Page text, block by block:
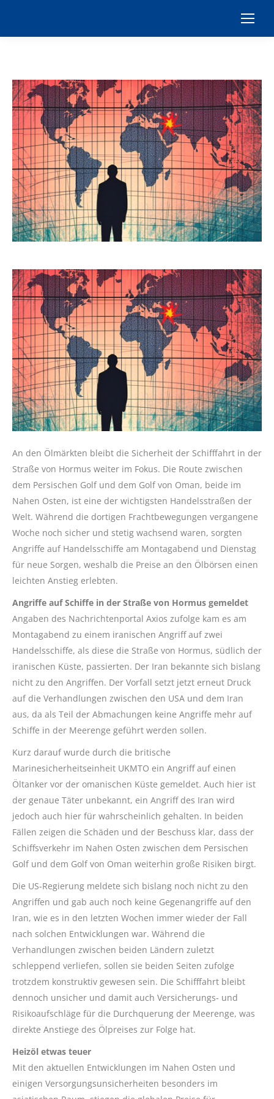
An den Ölmärkten bleibt die Sicherheit der Schifffahrt in der
Straße von Hormus weiter im Fokus. Die Route zwischen
dem Persischen Golf und dem Golf von Oman, beide im
Nahen Osten, ist eine der wichtigsten Handelsstraßen der
Welt. Während die dortigen Frachtbewegungen vergangene
Woche noch sicher und stetig wachsend waren, sorgten
Angriffe auf Handelsschiffe am Montagabend und Dienstag
für neue Sorgen, weshalb die Preise an den Ölbörsen einen
leichten Anstieg erlebten.
Angriffe auf Schiffe in der Straße von Hormus gemeldet
Angaben des Nachrichtenportal Axios zufolge kam es am
Montagabend zu einem iranischen Angriff auf zwei
Handelsschiffe, als diese die Straße von Hormus, südlich der
iranischen Küste, passierten. Der Iran bekannte sich bislang
nicht zu den Angriffen. Der Vorfall setzt jetzt erneut Druck
auf die Verhandlungen zwischen den USA und dem Iran
aus, da als Teil der Abmachungen keine Angriffe mehr auf
Schiffe in der Meerenge geführt werden sollen.
Kurz darauf wurde durch die britische
Marinesicherheitseinheit UKMTO ein Angriff auf einen
Öltanker vor der omanischen Küste gemeldet. Auch hier ist
der genaue Täter unbekannt, ein Angriff des Iran wird
jedoch auch hier für wahrscheinlich gehalten. In beiden
Fällen zeigen die Schäden und der Beschuss klar, dass der
Schiffsverkehr im Nahen Osten zwischen dem Persischen
Golf und dem Golf von Oman weiterhin große Risiken birgt.
Die US-Regierung meldete sich bislang noch nicht zu den
Angriffen und gab auch noch keine Gegenangriffe auf den
Iran, wie es in den letzten Wochen immer wieder der Fall
nach solchen Entwicklungen war. Während die
Verhandlungen zwischen beiden Ländern zuletzt
schleppend verliefen, sollen sie beiden Seiten zufolge
trotzdem konstruktiv gewesen sein. Die Schifffahrt bleibt
dennoch unsicher und damit auch Versicherungs- und
Risikoaufschläge für die Durchquerung der Meerenge, was
direkte Anstiege des Ölpreises zur Folge hat.
Heizöl etwas teuer
Mit den aktuellen Entwicklungen im Nahen Osten und
einigen Versorgungsunsicherheiten besonders im